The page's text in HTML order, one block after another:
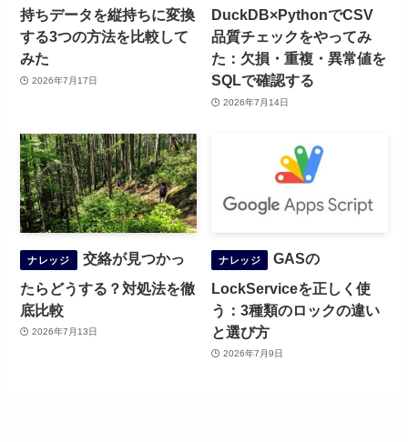
持ちデータを縦持ちに変換
する3つの方法を比較して
みた
2026年7月17日
DuckDB×PythonでCSV
品質チェックをやってみ
た：欠損・重複・異常値を
SQLで確認する
2026年7月14日
ナレッジ
交絡が見つかっ
たらどうする？対処法を徹
底比較
2026年7月13日
ナレッジ
GASの
LockServiceを正しく使
う：3種類のロックの違い
と選び方
2026年7月9日